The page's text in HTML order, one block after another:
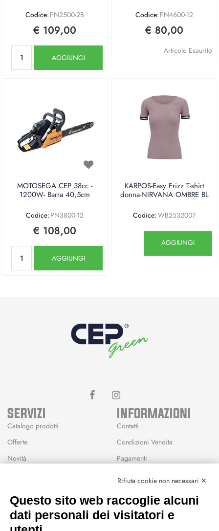
Codice: PN2500-2B
€ 109,00
AGGIUNGI
Codice: PN4600-12
€ 80,00
Articolo Esaurito
MOTOSEGA CEP 38cc -
1200W- Barra 40,5cm
Codice: PN3800-12
€ 108,00
AGGIUNGI
KARPOS-Easy Frizz T-shirt
donna-NIRVANA OMBRE BL
Codice: WB2532007
AGGIUNGI
SERVIZI
Catalogo prodotti
Offerte
Novità
Wishlist
INFORMAZIONI
Contatti
Condizioni Vendita
Pagamenti
CEP GREEN
Rifiuta cookie non necessari ✕
Questo sito web raccoglie alcuni
dati personali dei visitatori e